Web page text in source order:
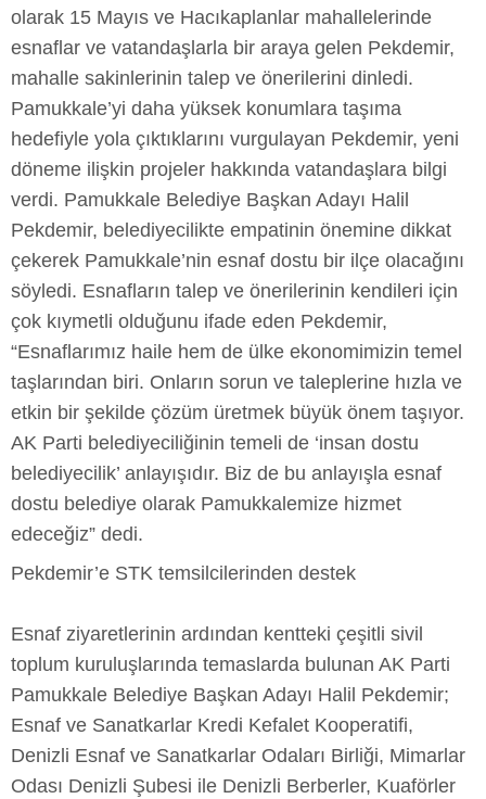
olarak 15 Mayıs ve Hacıkaplanlar mahallelerinde
esnaflar ve vatandaşlarla bir araya gelen Pekdemir,
mahalle sakinlerinin talep ve önerilerini dinledi.
Pamukkale’yi daha yüksek konumlara taşıma
hedefiyle yola çıktıklarını vurgulayan Pekdemir, yeni
döneme ilişkin projeler hakkında vatandaşlara bilgi
verdi. Pamukkale Belediye Başkan Adayı Halil
Pekdemir, belediyecilikte empatinin önemine dikkat
çekerek Pamukkale’nin esnaf dostu bir ilçe olacağını
söyledi. Esnafların talep ve önerilerinin kendileri için
çok kıymetli olduğunu ifade eden Pekdemir,
“Esnaflarımız haile hem de ülke ekonomimizin temel
taşlarından biri. Onların sorun ve taleplerine hızla ve
etkin bir şekilde çözüm üretmek büyük önem taşıyor.
AK Parti belediyeciliğinin temeli de ‘insan dostu
belediyecilik’ anlayışıdır. Biz de bu anlayışla esnaf
dostu belediye olarak Pamukkalemize hizmet
edeceğiz” dedi.
Pekdemir’e STK temsilcilerinden destek
Esnaf ziyaretlerinin ardından kentteki çeşitli sivil
toplum kuruluşlarında temaslarda bulunan AK Parti
Pamukkale Belediye Başkan Adayı Halil Pekdemir;
Esnaf ve Sanatkarlar Kredi Kefalet Kooperatifi,
Denizli Esnaf ve Sanatkarlar Odaları Birliği, Mimarlar
Odası Denizli Şubesi ile Denizli Berberler, Kuaförler